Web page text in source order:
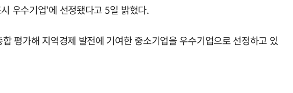
우수기업'에 선정됐다고 5일 밝혔다.
평가해 지역경제 발전에 기여한 중소기업을 우수기업으로 선정하고 있